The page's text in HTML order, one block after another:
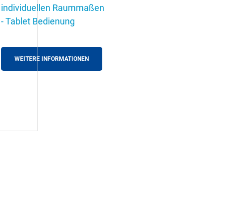
WEITERE INFORMATIONEN
individuellen Raummaßen
- Tablet Bedienung